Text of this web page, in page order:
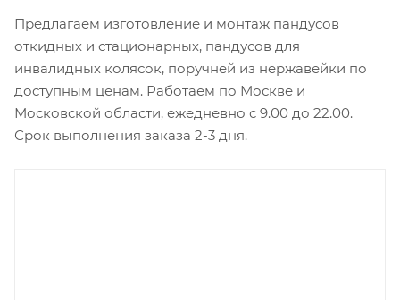
Предлагаем изготовление и монтаж пандусов
откидных и стационарных, пандусов для
инвалидных колясок, поручней из нержавейки по
доступным ценам. Работаем по Москве и
Московской области, ежедневно с 9.00 до 22.00.
Срок выполнения заказа 2-3 дня.